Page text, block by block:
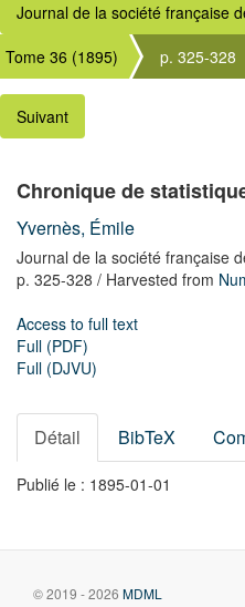
Journal de la société française
Tome 36 (1895)
p. 325-328
Suivant
Chronique de
Yvernès, Émile
Journal de la société française
p. 325-328 / Harvested from
Access to full text
Full (PDF)
Full (DJVU)
Détail BibTeX
Publié le : 1895-01-01
© 2019 - 2026 MDML